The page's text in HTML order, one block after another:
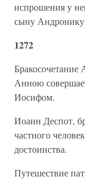
испрошения у
сыну
1272
Бракосочетание
Анною
Иосифом.
Иоанн Деспот,
частного
достоинства.
Путешествие